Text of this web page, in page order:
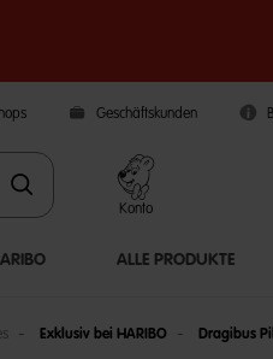
Geschäftskunden
Konto
ALLE PRODUKTE
Exklusiv bei HARIBO Dragibus